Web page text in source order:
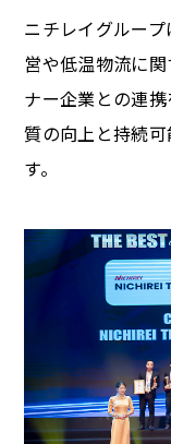
ニチレイグルー
営や低温物流に
ナー企業との連
質の向上と持続
す。